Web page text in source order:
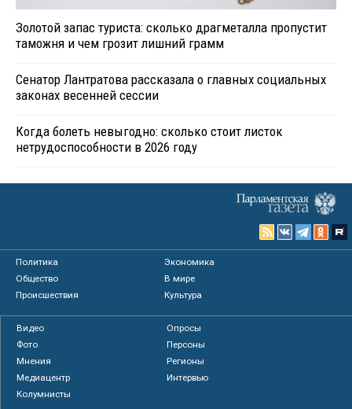
Золотой запас туриста: сколько драгметалла пропустит
таможня и чем грозит лишний грамм
Сенатор Лантратова рассказала о главных социальных
законах весенней сессии
Когда болеть невыгодно: сколько стоит листок
нетрудоспособности в 2026 году
Политика
Экономика
Общество
В мире
Происшествия
Культура
Видео
Опросы
Фото
Персоны
Мнения
Регионы
Медиацентр
Интервью
Колумнисты